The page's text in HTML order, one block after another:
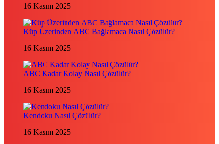
16 Kasım 2025
Küp Üzerinden ABC Bağlamaca Nasıl Çözülür?
16 Kasım 2025
ABC Kadar Kolay Nasıl Çözülür?
16 Kasım 2025
Kendoku Nasıl Çözülür?
16 Kasım 2025